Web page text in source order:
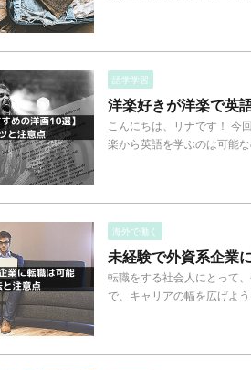
語学学習
洋楽好きが洋楽で英
こんにちは、リナです！ 今
楽から英語を学ぶのは可能
海外で働く
未経験で外資系企業
転職をする社会人にとって
で、キャリアの幅を広げよ